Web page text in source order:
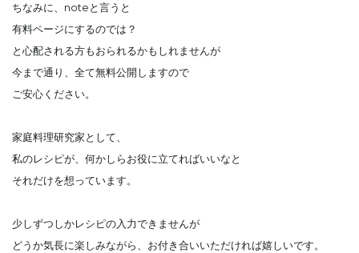
ちなみに、noteと言うと
有料ページにするのでは？
と心配される方もおられるかもしれませんが
今まで通り、全て無料公開しますので
ご安心ください。
家庭料理研究家として、
私のレシピが、何かしらお役に立てればいいなと
それだけを想っています。
少しずつしかレシピの入力できませんが
どうか気長に楽しみながら、お付き合いいただければ嬉しいです。